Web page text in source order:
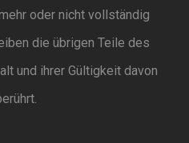
oder nicht vollständig
die übrigen Teile des
und ihrer Gültigkeit davon